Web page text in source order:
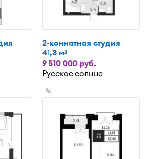
2-комнатная студия
41,3 м2
9 510 000 руб.
Русское солнце
✎